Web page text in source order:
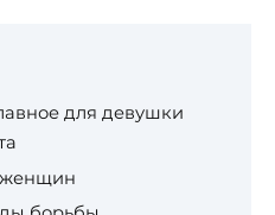
для девушки
женщин